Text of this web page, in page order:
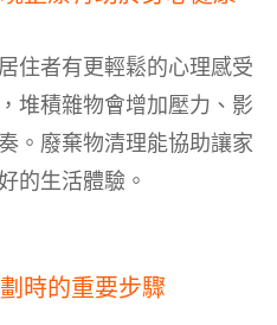
住者有更輕鬆的心理感受
堆積雜物會增加壓力、影
。廢棄物清理能協助讓家
的生活體驗。
時的重要步驟